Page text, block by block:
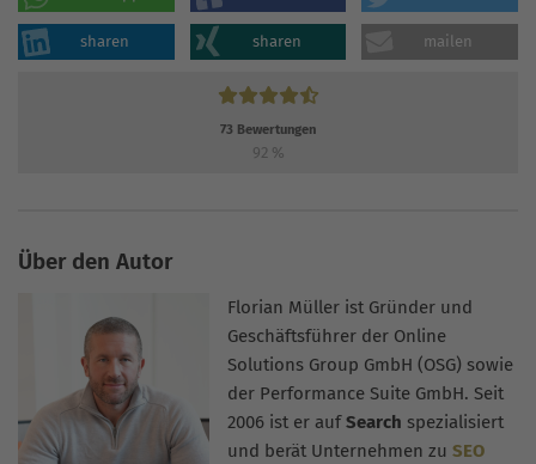
sharen sharen mailen
73 Bewertungen
92 %
Über den Autor
Florian Müller ist Gründer und
Geschäftsführer der Online
Solutions Group GmbH (OSG) sowie
der Performance Suite GmbH. Seit
2006 ist er aufSearch spezialisiert
und berät Unternehmen zu SEO